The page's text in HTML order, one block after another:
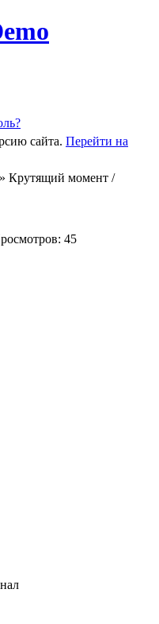
сайта. Перейти на
» Крутящий момент /
45